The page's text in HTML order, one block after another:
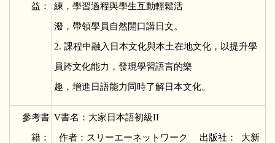
益： 練，學習過程與學生互動輕鬆活
潑，帶領學員自然開口講日文。
2. 課程中融入日本文化與本土在地文化，以提升學
員跨文化能力，發現學習語言的樂
趣，增進日語能力同時了解日本文化。
參考書
籍：
V書名：大家日本語初級II
作者：スリーエーネットワーク 出版社： 大新